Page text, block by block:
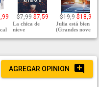
$7,99 $7,59
La chica de
nieve
$19,9 $18,9
Julia está bien
(Grandes nove
AGREGAR OPINION